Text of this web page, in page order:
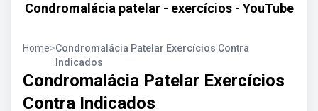
Condromalácia patelar - exercícios - YouTube
Home>Condromalácia Patelar Exercícios Contra
Indicados
Condromalácia Patelar Exercícios
Contra Indicados